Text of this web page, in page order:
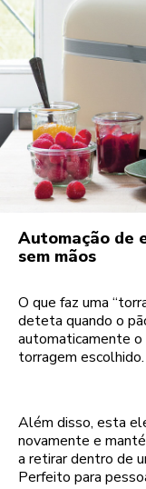
Automação de
sem mãos
O que faz uma
deteta quando o
automaticamente
torragem
Além disso, esta
novamente e
a retirar dentro de
Perfeito para